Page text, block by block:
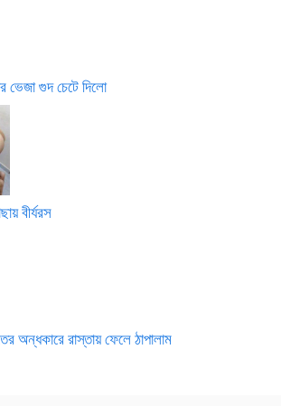
ভেজা গুদ চেটে দিলো
বীর্যরস
অন্ধকারে রাস্তায় ফেলে ঠাপালাম